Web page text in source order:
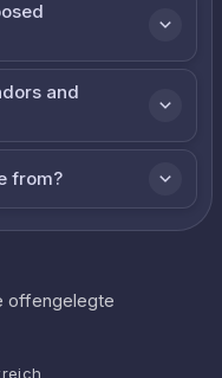
and
from?
offengelegte